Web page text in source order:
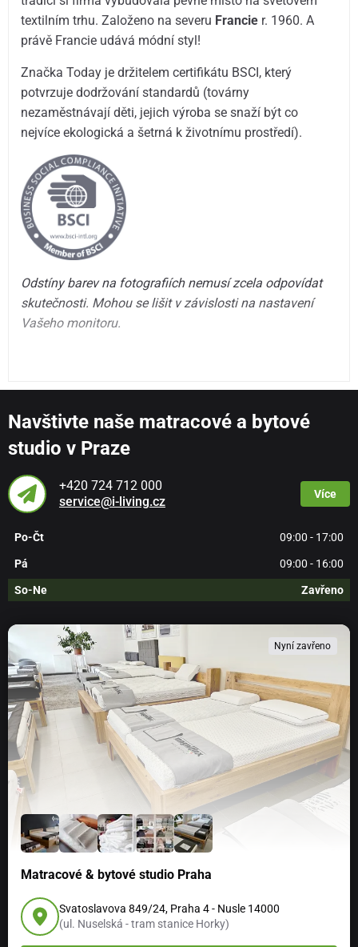
textilním trhu. Založeno na severu Francie r. 1960. A
právě Francie udává módní styl!
Značka Today je držitelem certifikátu BSCI, který
potvrzuje dodržování standardů (továrny
nezaměstnávají děti, jejich výroba se snaží být co
nejvíce ekologická a šetrná k životnímu prostředí).
Odstíny barev na fotografiích nemusí zcela odpovídat
skutečnosti. Mohou se lišit v závislosti na nastavení
Vašeho monitoru.
Navštivte naše matracové a bytové
studio v Praze
+420 724 712 000
service@i-living.cz
Více
Po-Čt 09:00 - 17:00
Pá 09:00 - 16:00
So-Ne Zavřeno
Nyní zavřeno
Matracové & bytové studio Praha
Svatoslavova 849/24, Praha 4 - Nusle 14000
(ul. Nuselská - tram stanice Horky)